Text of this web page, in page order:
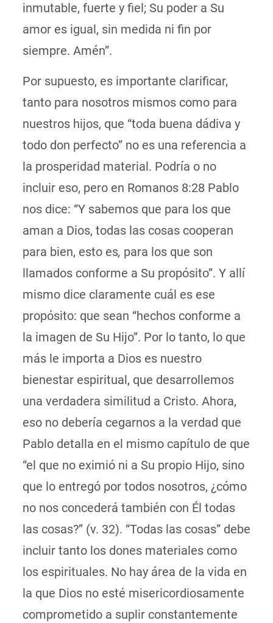
inmutable, fuerte y fiel; Su poder a Su
amor es igual, sin medida ni fin por
siempre. Amén”.
Por supuesto, es importante clarificar,
tanto para nosotros mismos como para
nuestros hijos, que “toda buena dádiva y
todo don perfecto” no es una referencia a
la prosperidad material. Podría o no
incluir eso, pero en Romanos 8:28 Pablo
nos dice: “Y sabemos que para los que
aman a Dios, todas las cosas cooperan
para bien, esto es, para los que son
llamados conforme a Su propósito”. Y allí
mismo dice claramente cuál es ese
propósito: que sean “hechos conforme a
la imagen de Su Hijo”. Por lo tanto, lo que
más le importa a Dios es nuestro
bienestar espiritual, que desarrollemos
una verdadera similitud a Cristo. Ahora,
eso no debería cegarnos a la verdad que
Pablo detalla en el mismo capítulo de que
“el que no eximió ni a Su propio Hijo, sino
que lo entregó por todos nosotros, ¿cómo
no nos concederá también con Él todas
las cosas?” (v. 32). “Todas las cosas” debe
incluir tanto los dones materiales como
los espirituales. No hay área de la vida en
la que Dios no esté misericordiosamente
comprometido a suplir constantemente